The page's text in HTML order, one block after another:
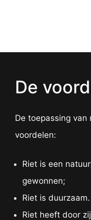
De
De toepassing
voordelen:
Riet is een
gewonnen;
Riet is
Riet heeft door